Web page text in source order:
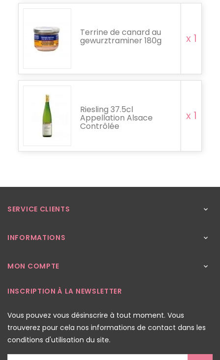
Terrine de canard au
gewurztraminer 180g x 1
Riesling 37.5cl
Appellation Alsace
Contrôlée
x 1
SERVICE CLIENTS 
INFORMATIONS 
MON COMPTE 
INSCRIPTION À LA NEWSLETTER
Vous pouvez vous désinscrire à tout moment. Vous
trouverez pour cela nos informations de contact dans les
conditions d'utilisation du site.